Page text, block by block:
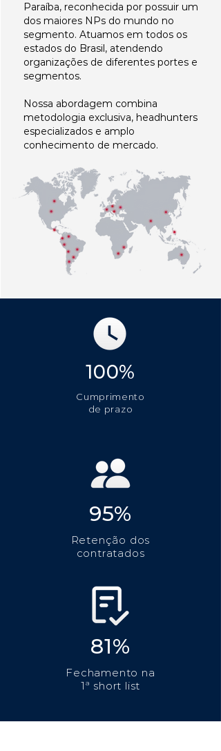
Paraíba, reconhecida por possuir um
dos maiores NPs do mundo no
segmento. Atuamos em todos os
estados do Brasil, atendendo
organizações de diferentes portes e
segmentos.
Nossa abordagem combina
metodologia exclusiva, headhunters
especializados e amplo
conhecimento de mercado.
100%
Cumprimento
de prazo
95%
Retenção dos
contratados
81%
Fechamento na
1ª short list